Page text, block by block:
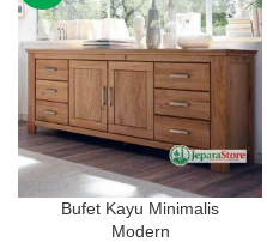
Bufet Kayu Minimalis
Modern